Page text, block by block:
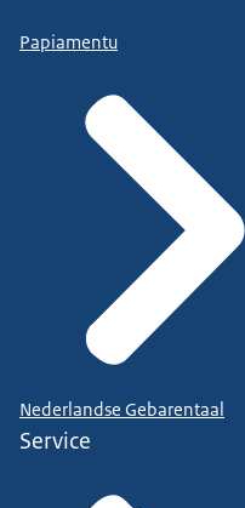
Papiamentu
Nederlandse Gebarentaal
Service